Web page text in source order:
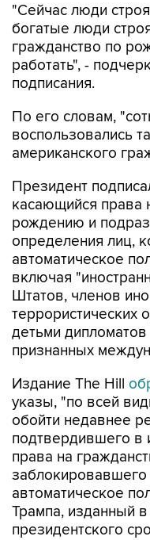
"Сейчас люди
богатые люди
гражданство по
работать", -
подписания.
По его словам,
воспользовались
американского
Президент
касающийся права
рождению и
определения лиц,
автоматическое
включая
Штатов, членов
террористических
детьми
признанных
Издание The Hill
указы, "по всей
обойти недавнее
подтвердившего в
права на
автоматическое
Трампа, изданный
президентского